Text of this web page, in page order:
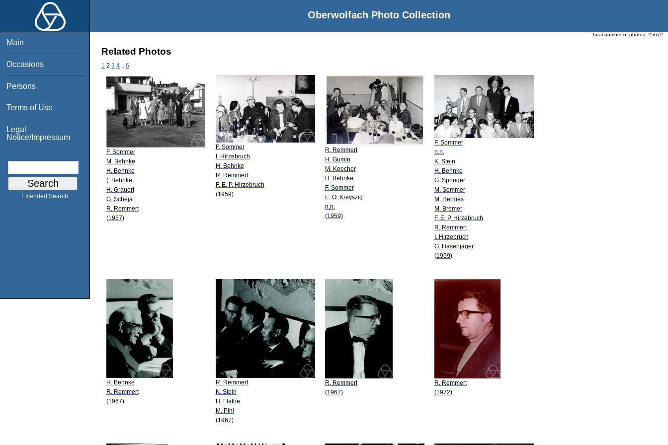
Oberwolfach Photo Collection
Main
Occasions
Persons
Terms of Use
Legal
Notice/Impressum
Extended Search
Total number of photos: 25672
Related Photos
1 2 3 4 6
F. Sommer
M. Behnke
H. Behnke
(. Behnke
H. Grauert
G. Scheja
R. Remmert
(1957)
F. Sommer
I. Hirzebruch
H. Behnke
R. Remmert
F. E. P. Hirzebruch
(1959)
R. Remmert
H. Gumin
M. Koecher
H. Behnke
F. Sommer
E. O. Kreyszig
n.n.
(1959)
F. Sommer
n.n.
K. Stein
H. Behnke
G. Springer
M. Sommer
M. Hermes
M. Bremer
F. E. P. Hirzebruch
R. Remmert
I. Hirzebruch
G. Hasenjäger
(1959)
H. Behnke
R. Remmert
(1967)
R. Remmert
K. Stein
H. Flathe
M. Pinl
(1967)
R. Remmert
(1967)
R. Remmert
(1972)